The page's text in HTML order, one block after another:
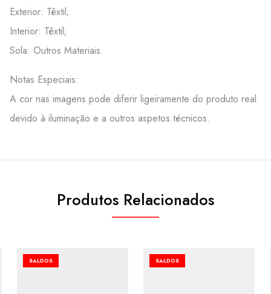
Exterior: Têxtil;
Interior: Têxtil;
Sola: Outros Materiais.
Notas Especiais:
A cor nas imagens pode diferir ligeiramente do produto real
devido à iluminação e a outros aspetos técnicos.
Produtos Relacionados
SALDOS SALDOS